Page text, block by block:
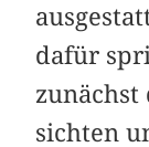
dafür
zunächst
sichten